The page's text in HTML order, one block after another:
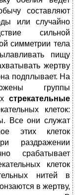
составляют
или случайно
сильной
симметрии тела
пищу
жертву
подплывает. На
группы
стрекательные
клеток:
Все они служат
этих клеток
раздражении
срабатывает
клеток
нитей в
в жертву,